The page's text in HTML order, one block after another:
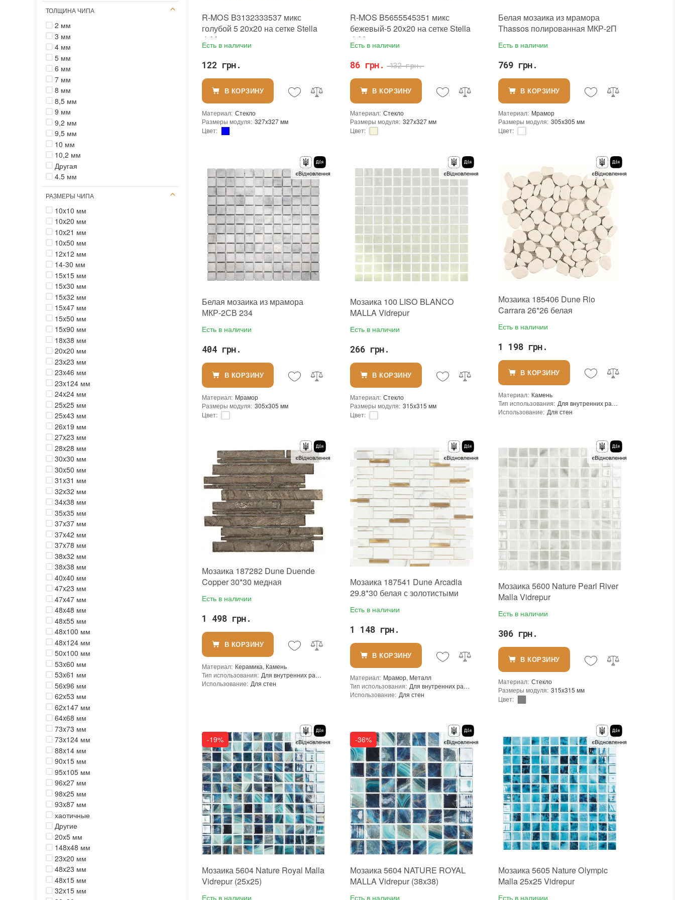
ТОЛЩИНА ЧИПА
2 мм
3 мм
4 мм
5 мм
6 мм
7 мм
8 мм
8,5 мм
9 мм
9,2 мм
9,5 мм
10 мм
10,2 мм
Другая
4.5 мм
РАЗМЕРЫ ЧИПА
10x10 мм
10x20 мм
10x21 мм
10x50 мм
12x12 мм
14-30 мм
15x15 мм
15x30 мм
15x32 мм
15x47 мм
15x50 мм
15x90 мм
18x38 мм
20x20 мм
23x23 мм
23x46 мм
23x124 мм
24x24 мм
25x25 мм
25x43 мм
26x19 мм
27x23 мм
28x28 мм
30x30 мм
30x50 мм
31x31 мм
32x32 мм
34x38 мм
35x35 мм
37x37 мм
37x42 мм
37x78 мм
38x32 мм
38x38 мм
40x40 мм
47x23 мм
47x47 мм
48x48 мм
48x55 мм
48x100 мм
48x124 мм
50x100 мм
53x60 мм
53x61 мм
56x96 мм
62x53 мм
62x147 мм
64x68 мм
73x73 мм
73x124 мм
88x14 мм
90x15 мм
95x105 мм
96x27 мм
98x25 мм
93x87 мм
хаотичные
Другие
20x5 мм
148x48 мм
23x20 мм
48x23 мм
48x15 мм
32x15 мм
R-MOS B3132333537 микс
голубой 5 20x20 на сетке Stella
di Mare
Есть в наличии
122 грн.
В КОРЗИНУ
Материал: Стекло
Размеры модуля: 327x327 мм
Цвет:
Назначение
В интерьере, Для бани, Для бассейна, Для ванной комнаты и туалета, Для гостинной, Для душевой, Для кухни, Для спальни, Для фартука, Для фасада, Для хамама
Размеры чипа
20x20 мм
Толщина чипа : 4 мм
Площадь модуля: 0,107 м²
Страна производителя: Китай
Бренд: Stella di Mare
Тип поверхности: Матовая
R-MOS B5655545351 микс
бежевый-5 20x20 на сетке Stella
di Mare
Есть в наличии
86 грн.132 грн.
В КОРЗИНУ
Материал: Стекло
Размеры модуля: 327x327 мм
Цвет:
В интерьере, Для бани, Для бассейна, Для ванной комнаты и туалета, Для гостинной, Для душевой, Для кухни, Для спальни, Для фартука, Для фасада, Для хамама
Площадь модуля: 0,107 м²
Страна производителя: Китай
Бренд: Stella di Mare
Тип поверхности: Матовая
Белая мозаика из мрамора
Thassos полированная МКР-2П
Есть в наличии
769 грн.
В КОРЗИНУ
Материал: Мрамор
Размеры модуля: 305x305 мм
Цвет:
Квадратная
Основа
Сетка
Назначение
Размеры чипа:
23x23 мм
Толщина чипа: 10 мм
Площадь модуля
0,093 м²
Страна производителя
Украина
Бренд
Decor Stone Hub
Тип поверхности: Глянцевая
Камень: Другой
Белая мозаика из мрамора
МКР-2СВ 234
Есть в наличии
404 грн.
В КОРЗИНУ
Материал: Мрамор
Размеры модуля: 305x305 мм
Цвет:
Основа: Сетка
Назначение:
В интерьере, Для бани, Для бассейна, Для ванной комнаты и туалета, Для гостинной, Для душевой, Для кухни, Для спальни, Для фартука, Для фасада, Для хамама
Размеры чипа: 23x23 мм
Толщина чипа: 10 мм
Площадь модуля: 0,093 м²
Страна производителя: Украина
Бренд: Decor Stone Hub
Тип поверхности: Матовая
Камень: Другой
Мозаика 100 LISO BLANCO
MALLA Vidrepur
Есть в наличии
266 грн.
В КОРЗИНУ
Материал: Стекло
Размеры модуля: 315x315 мм
Цвет:
Основа:
Сетка
Назначение:
В интерьере, Для бани, Для бассейна, Для ванной комнаты и туалета, Для гостинной, Для душевой, Для кухни, Для спальни, Для фартука, Для фасада, Для хамама
Размеры чипа: 25x25 мм
Толщина чипа
Площадь модуля: 0,1 м²
Страна производителя: Испания
Бренд: Vidrepur
Тип поверхности: Глянцевая
Мозаика 185406 Dune Rio
Carrara 26*26 белая
Есть в наличии
1 198 грн.
В КОРЗИНУ
Материал: Камень
Тип использования:
Для внутренних работ
Использование: Для стен
Тип поверхности: Матовая
Мозаика 187282 Dune Duende
Copper 30*30 медная
Есть в наличии
1 498 грн.
В КОРЗИНУ
Материал: Керамика, Камень
Тип использования:
Для внутренних работ
Использование: Для стен
Мозаика 187541 Dune Arcadia
29.8*30 белая с золотистыми
Есть в наличии
1 148 грн.
В КОРЗИНУ
Материал: Мрамор, Металл
Тип использования:
Для внутренних работ
Использование: Для стен
Мозаика 5600 Nature Pearl River
Malla Vidrepur
Есть в наличии
306 грн.
В КОРЗИНУ
Материал: Стекло
Размеры модуля: 315x315 мм
Цвет:
Назначение:
В интерьере, Для бани, Для бассейна, Для ванной комнаты и туалета, Для гостинной, Для душевой, Для кухни, Для спальни, Для фартука, Для фасада, Для хамама
Размеры чипа: 25x25 мм
Толщина чипа: 6 мм
Площадь модуля: 0,1 м²
Страна производителя: Испания
Бренд: Vidrepur
Тип поверхности: Глянцевая
-19%
Мозаика 5604 Nature Royal Malla
Vidrepur (25x25)
Есть в наличии
-36%
Мозаика 5604 NATURE ROYAL
MALLA Vidrepur (38x38)
Есть в наличии
Мозаика 5605 Nature Olympic
Malla 25x25 Vidrepur
Есть в наличии